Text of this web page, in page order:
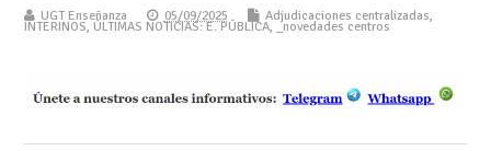
UGT Enseñanza 05/09/2025 Adjudicaciones centralizadas,
INTERINOS, ÚLTIMAS NOTICIAS: E. PÚBLICA, _novedades centros